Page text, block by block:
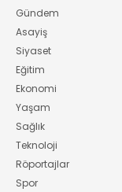
Gündem
Asayiş
Siyaset
Eğitim
Ekonomi
Yaşam
Sağlık
Teknoloji
Röportajlar
Spor